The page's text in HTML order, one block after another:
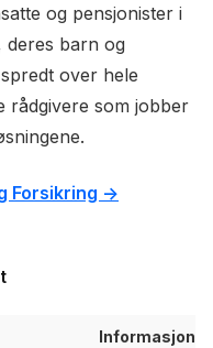
og pensjonister i
deres barn og
over hele
rådgivere som jobber
Forsikring ->
Informasjon